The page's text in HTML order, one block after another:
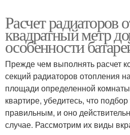
Расчет радиаторов
квадратный метр
особенности
Прежде чем выполнять расчет
секций радиаторов отопления
площади определенной
квартире, убедитесь, что
правильным, и оно
случае. Рассмотрим их виды